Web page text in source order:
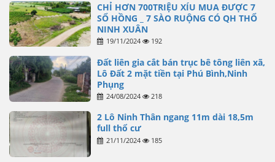
CHỈ HƠN 700TRIỆU XÍU MUA ĐƯỢC 7
SỔ HỒNG _ 7 SÀO RUỘNG CÓ QH THỔ
NINH XUÂN
19/11/2024 192
Đất liên gia cắt bán trục bê tông liên xã,
Lô Đất 2 mặt tiền tại Phú Bình,Ninh
Phụng
24/08/2024 218
2 Lô Ninh Thân ngang 11m dài 18,5m
full thổ cư
21/11/2024 185